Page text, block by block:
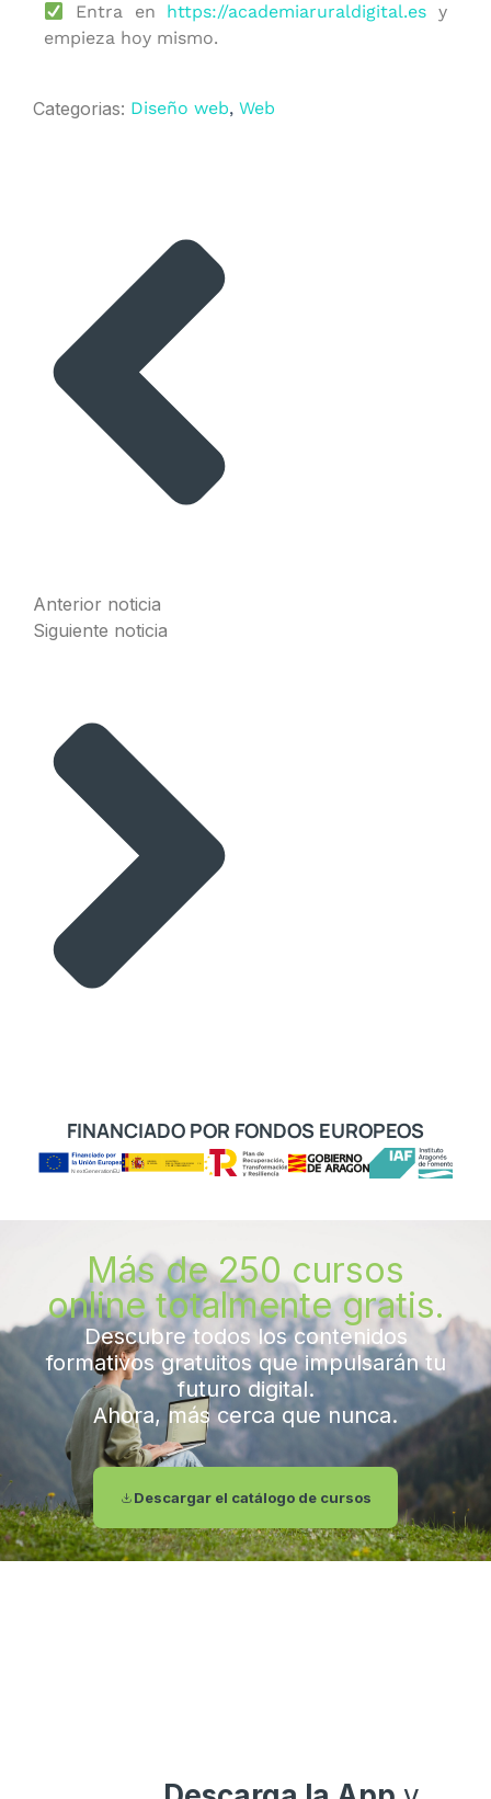
Entra en https://academiaruraldigital.es y
empieza hoy mismo.
Categorias: Diseño web, Web
Anterior noticia
Siguiente noticia
FINANCIADO POR FONDOS EUROPEOS
Más de 250 cursos
online totalmente gratis.
Descubre todos los contenidos
formativos gratuitos que impulsarán tu
futuro digital.
Ahora, más cerca que nunca.
Descargar el catálogo de cursos